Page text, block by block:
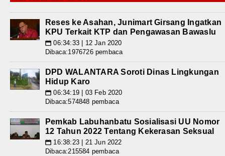
Reses ke Asahan, Junimart Girsang Ingatkan
KPU Terkait KTP dan Pengawasan Bawaslu
📅 06:34:33 | 12 Jan 2020
Dibaca:1976726 pembaca
DPD WALANTARA Soroti Dinas Lingkungan
Hidup Karo
📅 06:34:19 | 03 Feb 2020
Dibaca:574848 pembaca
Pemkab Labuhanbatu Sosialisasi UU Nomor
12 Tahun 2022 Tentang Kekerasan Seksual
📅 16:38:23 | 21 Jun 2022
Dibaca:215584 pembaca